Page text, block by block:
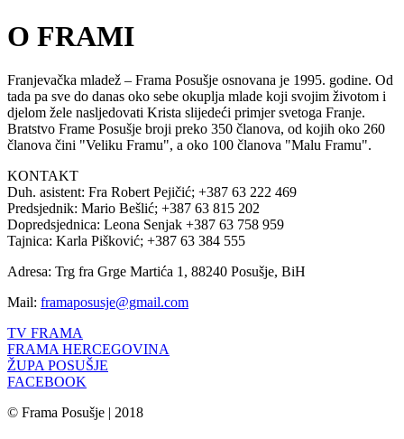
O FRAMI
Franjevačka mladež – Frama Posušje osnovana je 1995. godine. Od
tada pa sve do danas oko sebe okuplja mlade koji svojim životom i
djelom žele nasljedovati Krista slijedeći primjer svetoga Franje.
Bratstvo Frame Posušje broji preko 350 članova, od kojih oko 260
članova čini "Veliku Framu", a oko 100 članova "Malu Framu".
KONTAKT
Duh. asistent: Fra Robert Pejičić; +387 63 222 469
Predsjednik: Mario Bešlić; +387 63 815 202
Dopredsjednica: Leona Senjak +387 63 758 959
Tajnica: Karla Pišković; +387 63 384 555
Adresa: Trg fra Grge Martića 1, 88240 Posušje, BiH
Mail: framaposusje@gmail.com
TV FRAMA
FRAMA HERCEGOVINA
ŽUPA POSUŠJE
FACEBOOK
© Frama Posušje | 2018